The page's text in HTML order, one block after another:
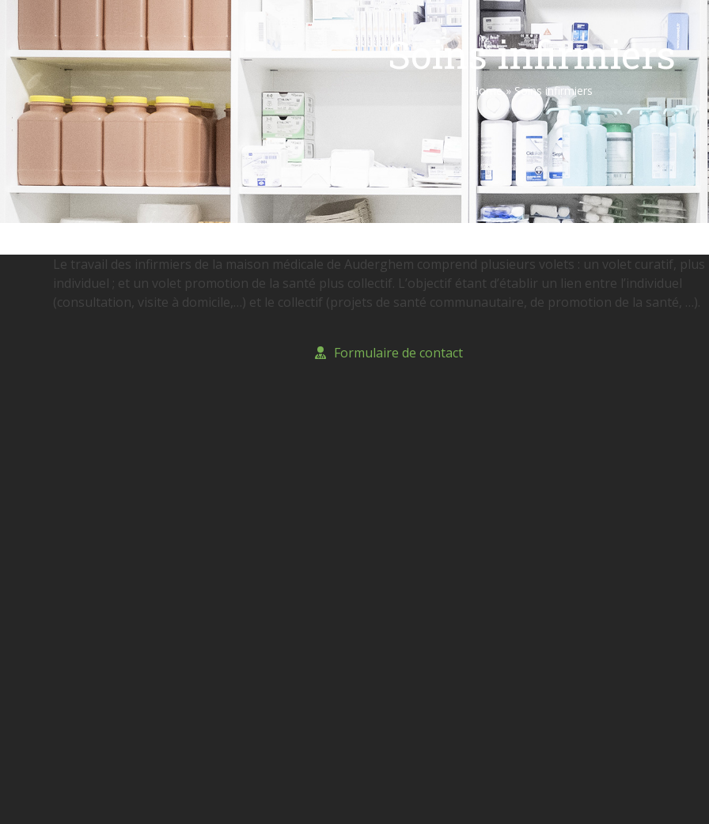
Soins infirmiers
Home» Soins infirmiers
Le travail des infirmiers de la maison médicale de Auderghem comprend plusieurs volets : un volet curatif, plus
individuel ; et un volet promotion de la santé plus collectif. L’objectif étant d’établir un lien entre l’individuel
(consultation, visite à domicile,…) et le collectif (projets de santé communautaire, de promotion de la santé, …).
Formulaire de contact